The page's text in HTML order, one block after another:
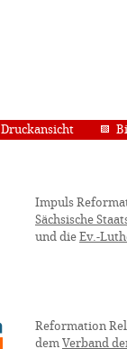
Druckansicht
Impuls
Sächsische
und die Ev.-
Reformation
dem Verband